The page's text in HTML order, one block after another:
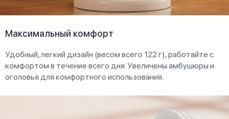
Максимальный комфорт
Удобный, легкий дизайн (весом всего 122 г), работайте с
комфортом в течение всего дня. Увеличены амбушюры и
оголовья для комфортного использования.